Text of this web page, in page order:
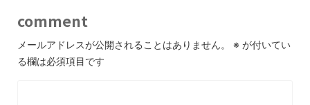
comment
メールアドレスが公開されることはありません。 ※ が付いてい
る欄は必須項目です